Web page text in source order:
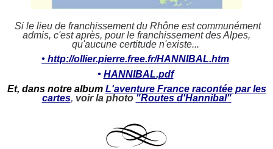
Si le lieu de franchissement du Rhône est communément
admis, c'est après, pour le franchissement des Alpes,
qu'aucune certitude n'existe...
• http://ollier.pierre.free.fr/HANNIBAL.htm
• HANNIBAL.pdf
Et, dans notre album L'aventure France racontée par les
cartes, voir la photo "Routes d'Hannibal"